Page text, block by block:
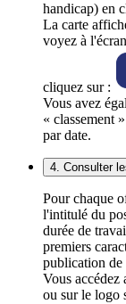
handicap) en
La carte
voyez à
cliquez sur :
Vous avez
« classement
par date.
4. Consulter
Pour chaque
l'intitulé du
durée de
premiers
publication
Vous
ou sur le logo